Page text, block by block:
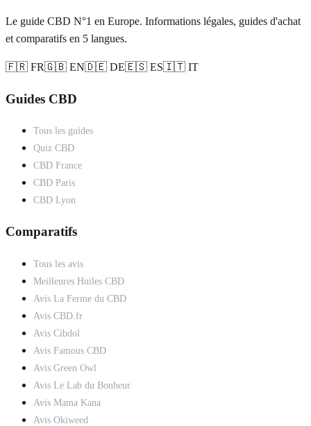
Le guide CBD N°1 en Europe. Informations légales, guides d'achat
et comparatifs en 5 langues.
🇫🇷 FR🇬🇧 EN🇩🇪 DE🇪🇸 ES🇮🇹 IT
Guides CBD
Tous les guides
Quiz CBD
CBD France
CBD Paris
CBD Lyon
Comparatifs
Tous les avis
Meilleures Huiles CBD
Avis La Ferme du CBD
Avis CBD.fr
Avis Cibdol
Avis Famous CBD
Avis Green Owl
Avis Le Lab du Bonheur
Avis Mama Kana
Avis Okiweed